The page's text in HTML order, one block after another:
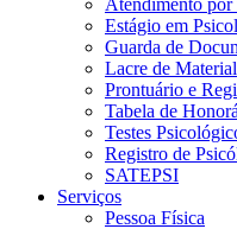
Atendimento
Estágio em
Guarda de
Lacre de Material
Prontuário e
Tabela de
Testes
Registro de
SATEPSI
Serviços
Pessoa Física